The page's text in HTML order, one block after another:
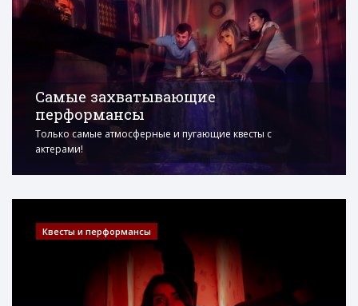
Самые захватывающие
перформансы
Только самые атмосферные и пугающие квесты с
актерами!
Квесты и перформансы